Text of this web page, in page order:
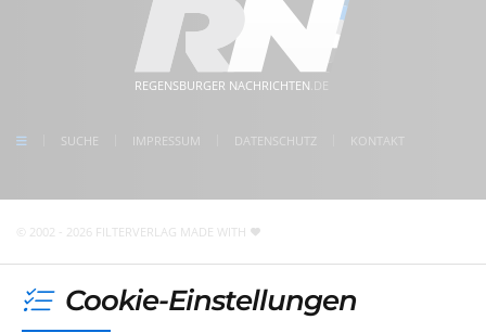
im Herzen der Regensburger Altstadt
5 Min. Gehweg zum Bahnhof Regensburg
kostenlose Parkplätze direkt vor der Tür
www.regensburger-nachrichten.de
meet us on facebook
08:30 - 17:00 Uhr
08:30 - 17:00 Uhr
08:30 - 17:00 Uhr
REGENSBURGER NACHRICHTEN.DE
SUCHE IMPRESSUM DATENSCHUTZ KONTAKT
© 2002 - 2026 FILTERVERLAG MADE WITH
Cookie-Einstellungen